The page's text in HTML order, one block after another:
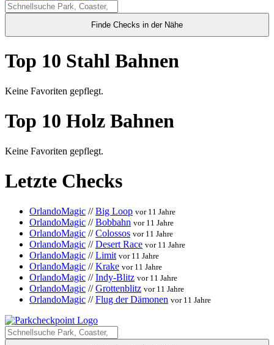
Finde Checks in der Nähe
Top 10 Stahl Bahnen
Keine Favoriten gepflegt.
Top 10 Holz Bahnen
Keine Favoriten gepflegt.
Letzte Checks
OrlandoMagic //Big Loop vor 11 Jahre
OrlandoMagic //Bobbahn vor 11 Jahre
OrlandoMagic //Colossos vor 11 Jahre
OrlandoMagic //Desert Race vor 11 Jahre
OrlandoMagic //Limit vor 11 Jahre
OrlandoMagic //Krake vor 11 Jahre
OrlandoMagic //Indy-Blitz vor 11 Jahre
OrlandoMagic //Grottenblitz vor 11 Jahre
OrlandoMagic //Flug der Dämonen vor 11 Jahre